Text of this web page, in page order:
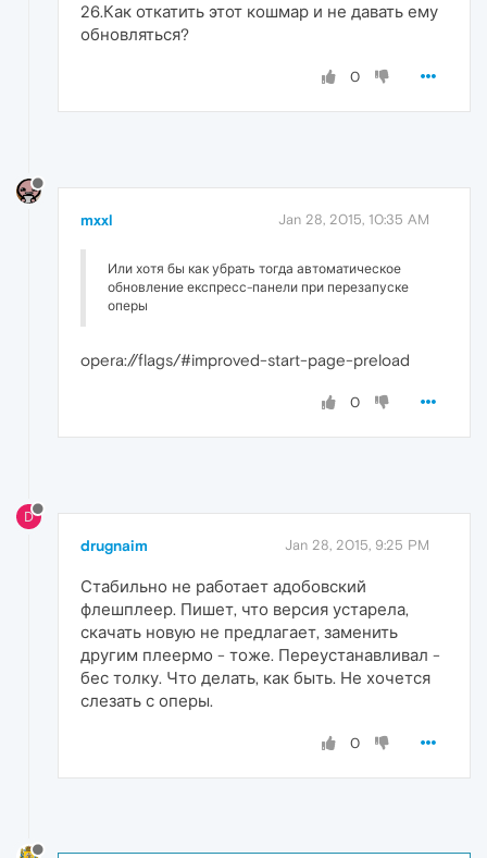
26.Как откатить этот кошмар и не давать ему
обновляться?
0
mxxl Jan 28, 2015, 10:35 AM
Или хотя бы как убрать тогда автоматическое
обновление експресс-панели при перезапуске
оперы
opera://flags/#improved-start-page-preload
0
D
drugnaim Jan 28, 2015, 9:25 PM
Стабильно не работает адобовский
флешплеер. Пишет, что версия устарела,
скачать новую не предлагает, заменить
другим плеермо - тоже. Переустанавливал -
бес толку. Что делать, как быть. Не хочется
слезать с оперы.
0